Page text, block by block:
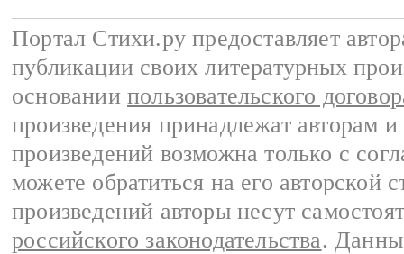
Портал Стихи.ру предоставляет
публикации своих литературных
основании пользовательского
произведения принадлежат авторам
произведений возможна только с
можете обратиться на его авторской
произведений авторы несут
российского законодательства.